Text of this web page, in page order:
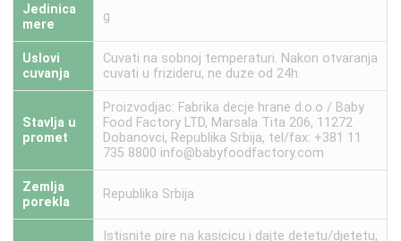
Jedinica
mere
g
Uslovi
cuvanja
Cuvati na sobnoj temperaturi. Nakon otvaranja
cuvati u frizideru, ne duze od 24h.
Stavlja u
promet
Proizvodjac: Fabrika decje hrane d.o.o / Baby
Food Factory LTD, Marsala Tita 206, 11272
Dobanovci, Republika Srbija, tel/fax: +381 11
735 8800 info@babyfoodfactory.com
Zemlja
porekla
Republika Srbija
Istisnite pire na kasicicu i dajte detetu/djetetu,